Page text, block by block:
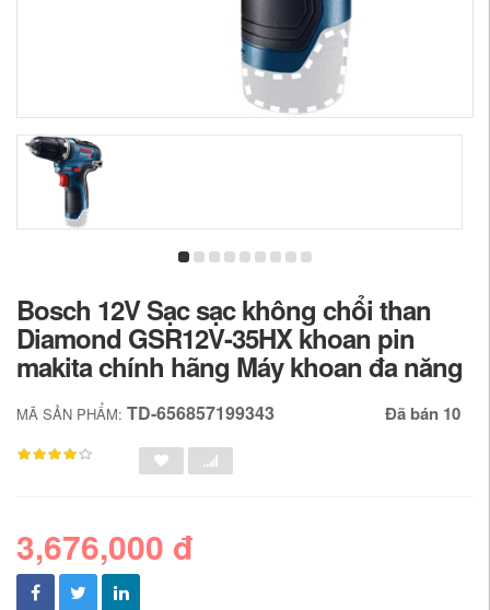
Bosch 12V Sạc sạc không chổi than
Diamond GSR12V-35HX khoan pin
makita chính hãng Máy khoan đa năng
MÃ SẢN PHẨM: TD-656857199343 Đã bán 10
3,676,000 đ